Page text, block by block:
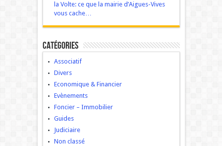
la Volte: ce que la mairie d’Aigues-Vives
vous cache…
Catégories
Associatif
Divers
Economique & Financier
Evènements
Foncier – Immobilier
Guides
Judiciaire
Non classé